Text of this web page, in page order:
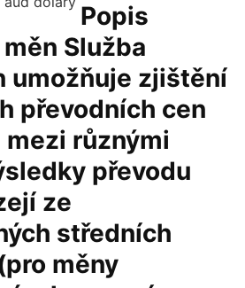
Popis
Služba
umožňuje zjištění
převodních cen
různými
převodu
ze
středních
měny